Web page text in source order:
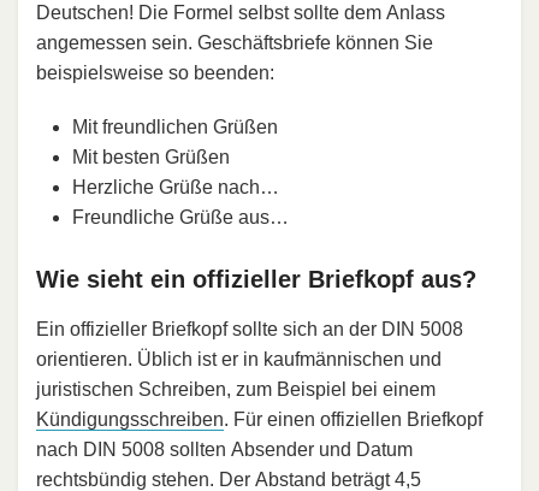
Deutschen! Die Formel selbst sollte dem Anlass
angemessen sein. Geschäftsbriefe können Sie
beispielsweise so beenden:
Mit freundlichen Grüßen
Mit besten Grüßen
Herzliche Grüße nach…
Freundliche Grüße aus…
Wie sieht ein offizieller Briefkopf aus?
Ein offizieller Briefkopf sollte sich an der DIN 5008
orientieren. Üblich ist er in kaufmännischen und
juristischen Schreiben, zum Beispiel bei einem
Kündigungsschreiben. Für einen offiziellen Briefkopf
nach DIN 5008 sollten Absender und Datum
rechtsbündig stehen. Der Abstand beträgt 4,5